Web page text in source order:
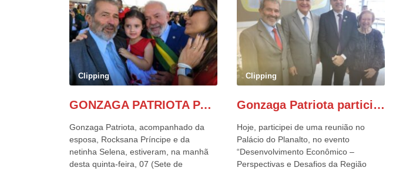
Clipping
GONZAGA PATRIOTA PARTICIPA DO DESFILE DA INDEPENDÊNCIA NO PALANQUE DA PRESIDÊNCIA DA REPÚBLICA E É ABRAÇADO POR LULA E POR GERALDO ALCKMIN.
Gonzaga Patriota, acompanhado da
esposa, Rocksana Príncipe e da
netinha Selena, estiveram, na manhã
desta quinta-feira, 07 (Sete de
Clipping
Gonzaga Patriota participa de evento em prol do desenvolvimento do Nordeste
Hoje, participei de uma reunião no
Palácio do Planalto, no evento
“Desenvolvimento Econômico –
Perspectivas e Desafios da Região